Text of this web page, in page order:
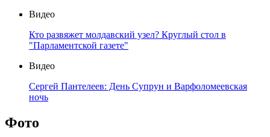
Видео
Кто развяжет молдавский узел? Круглый стол в
"Парламентской газете"
Видео
Сергей Пантелеев: День Супрун и Варфоломеевская
ночь
Фото